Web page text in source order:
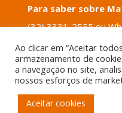
Para saber sobre
(32) 3331-2555 ou
email:
Ao clicar em “Aceitar
armazenamento de
a navegação no site,
nossos esforços de
Aceitar cookies